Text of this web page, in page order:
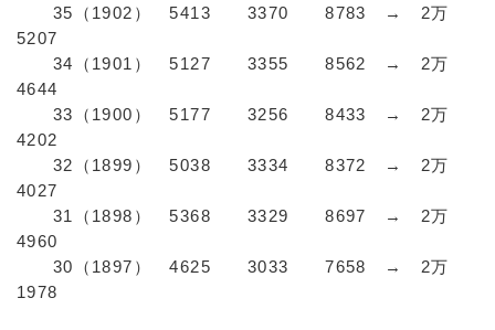
35（1902） 5413 3370 8783 → 2万
5207
34（1901） 5127 3355 8562 → 2万
4644
33（1900） 5177 3256 8433 → 2万
4202
32（1899） 5038 3334 8372 → 2万
4027
31（1898） 5368 3329 8697 → 2万
4960
30（1897） 4625 3033 7658 → 2万
1978